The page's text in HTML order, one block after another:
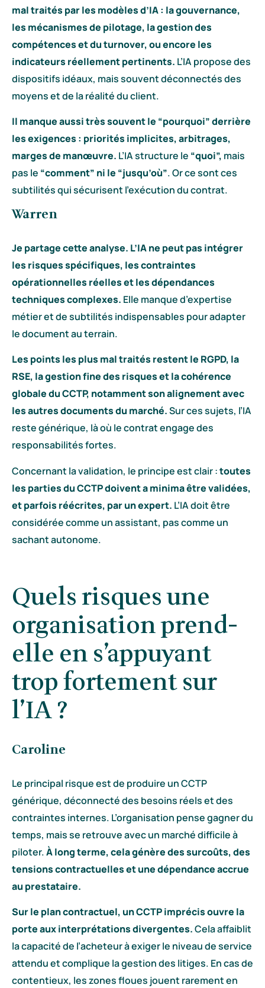
mal traités par les modèles d’IA : la gouvernance,
les mécanismes de pilotage, la gestion des
compétences et du turnover, ou encore les
indicateurs réellement pertinents. L’IA propose des
dispositifs idéaux, mais souvent déconnectés des
moyens et de la réalité du client.
Il manque aussi très souvent le “pourquoi” derrière
les exigences : priorités implicites, arbitrages,
marges de manœuvre. L’IA structure le “quoi”, mais
pas le “comment” ni le “jusqu’où”. Or ce sont ces
subtilités qui sécurisent l’exécution du contrat.
Warren
Je partage cette analyse. L’IA ne peut pas intégrer
les risques spécifiques, les contraintes
opérationnelles réelles et les dépendances
techniques complexes. Elle manque d’expertise
métier et de subtilités indispensables pour adapter
le document au terrain.
Les points les plus mal traités restent le RGPD, la
RSE, la gestion fine des risques et la cohérence
globale du CCTP, notamment son alignement avec
les autres documents du marché.Sur ces sujets, l’IA
reste générique, là où le contrat engage des
responsabilités fortes.
Concernant la validation, le principe est clair :toutes
les parties du CCTP doivent a minima être validées,
et parfois réécrites, par un expert. L’IA doit être
considérée comme un assistant, pas comme un
sachant autonome.
Quels risques une
organisation prend-
elle en s’appuyant
trop fortement sur
l’IA ?
Caroline
Le principal risque est de produire un CCTP
générique, déconnecté des besoins réels et des
contraintes internes. L’organisation pense gagner du
temps, mais se retrouve avec un marché difficile à
piloter.À long terme, cela génère des surcoûts, des
tensions contractuelles et une dépendance accrue
au prestataire.
Sur le plan contractuel, un CCTP imprécis ouvre la
porte aux interprétations divergentes.Cela affaiblit
la capacité de l’acheteur à exiger le niveau de service
attendu et complique la gestion des litiges. En cas de
contentieux, les zones floues jouent rarement en